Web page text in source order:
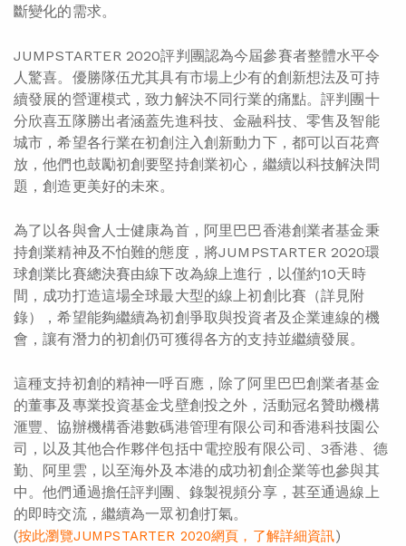
斷變化的需求。
JUMPSTARTER 2020評判團認為今屆參賽者整體水平令
人驚喜。優勝隊伍尤其具有市場上少有的創新想法及可持
續發展的營運模式，致力解決不同行業的痛點。評判團十
分欣喜五隊勝出者涵蓋先進科技、金融科技、零售及智能
城市，希望各行業在初創注入創新動力下，都可以百花齊
放，他們也鼓勵初創要堅持創業初心，繼續以科技解決問
題，創造更美好的未來。
為了以各與會人士健康為首，阿里巴巴香港創業者基金秉
持創業精神及不怕難的態度，將JUMPSTARTER 2020環
球創業比賽總決賽由線下改為線上進行，以僅約10天時
間，成功打造這場全球最大型的線上初創比賽（詳見附
錄），希望能夠繼續為初創爭取與投資者及企業連線的機
會，讓有潛力的初創仍可獲得各方的支持並繼續發展。
這種支持初創的精神一呼百應，除了阿里巴巴創業者基金
的董事及專業投資基金戈壁創投之外，活動冠名贊助機構
滙豐、協辦機構香港數碼港管理有限公司和香港科技園公
司，以及其他合作夥伴包括中電控股有限公司、3香港、德
勤、阿里雲，以至海外及本港的成功初創企業等也參與其
中。他們通過擔任評判團、錄製視頻分享，甚至通過線上
的即時交流，繼續為一眾初創打氣。
(按此瀏覽JUMPSTARTER 2020網頁，了解詳細資訊)